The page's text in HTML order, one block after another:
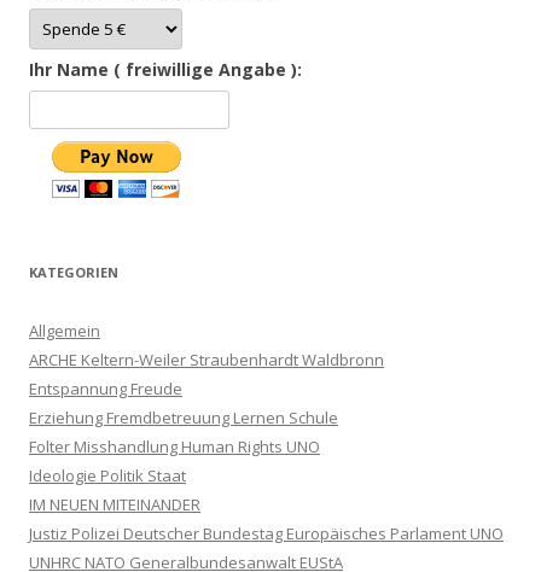
Ihr Name ( freiwillige Angabe ):
KATEGORIEN
Allgemein
ARCHE Keltern-Weiler Straubenhardt Waldbronn
Entspannung Freude
Erziehung Fremdbetreuung Lernen Schule
Folter Misshandlung Human Rights UNO
Ideologie Politik Staat
IM NEUEN MITEINANDER
Justiz Polizei Deutscher Bundestag Europäisches Parlament UNO
UNHRC NATO Generalbundesanwalt EUStA